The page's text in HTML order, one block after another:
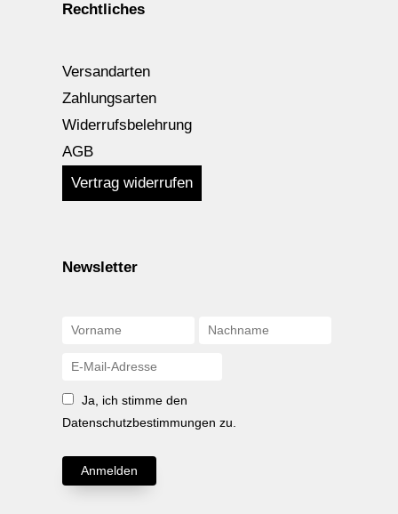
Rechtliches
Versandarten
Zahlungsarten
Widerrufsbelehrung
AGB
Vertrag widerrufen
Newsletter
Ja, ich stimme den
Datenschutzbestimmungen zu.
Anmelden